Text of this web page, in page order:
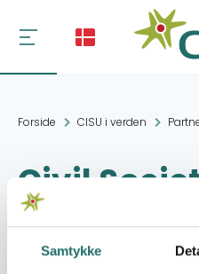
Samtykke
Forside CISU i verden
Civil